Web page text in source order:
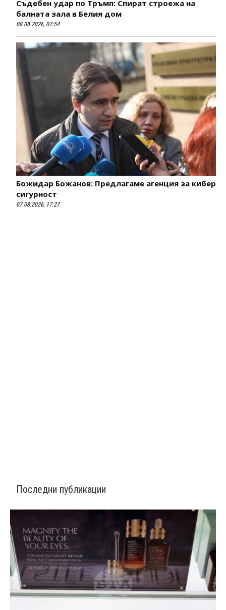
Съдебен удар по Тръмп: Спират строежа на
балната зала в Белия дом
08.08.2026, 07:54
Божидар Божанов: Предлагаме агенция за кибер
сигурност
07.08.2026, 17:27
Последни публикации